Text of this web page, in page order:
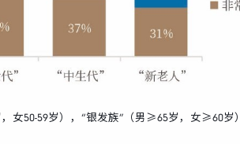
女50-59岁），“银发族”（男≥65岁，女≥60岁）